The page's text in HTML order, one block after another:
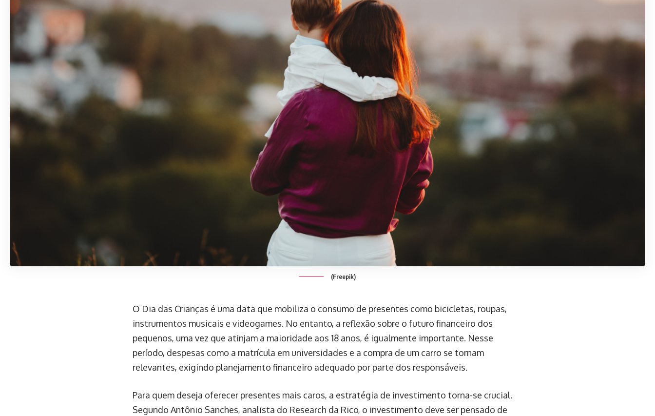
(Freepik)
O Dia das Crianças é uma data que mobiliza o consumo de presentes como bicicletas, roupas,
instrumentos musicais e videogames. No entanto, a reflexão sobre o futuro financeiro dos
pequenos, uma vez que atinjam a maioridade aos 18 anos, é igualmente importante. Nesse
período, despesas como a matrícula em universidades e a compra de um carro se tornam
relevantes, exigindo planejamento financeiro adequado por parte dos responsáveis.
Para quem deseja oferecer presentes mais caros, a estratégia de investimento torna-se crucial.
Segundo Antônio Sanches, analista do Research da Rico, o investimento deve ser pensado de